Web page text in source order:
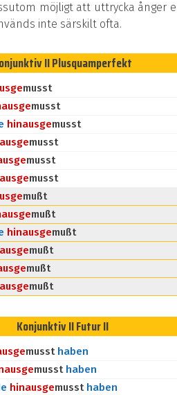
möjligt att uttrycka ånger
inte särskilt ofta.
II Plusquamperfekt
gemusst
gemusst
hinausgemusst
gemusst
gemusst
gemusst
gemußt
gemußt
hinausgemußt
gemußt
gemußt
gemußt
Konjunktiv II Futur II
gemusst haben
gemusst haben
hinausgemusst haben